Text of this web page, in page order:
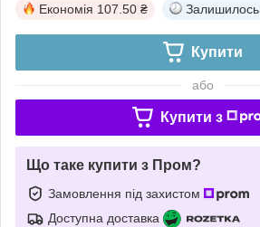
Економія 107.50 ₴ Залишилось
Купити
або
Купити з
Що таке купити з Пром?
Замовлення під захистом
Доступна доставка